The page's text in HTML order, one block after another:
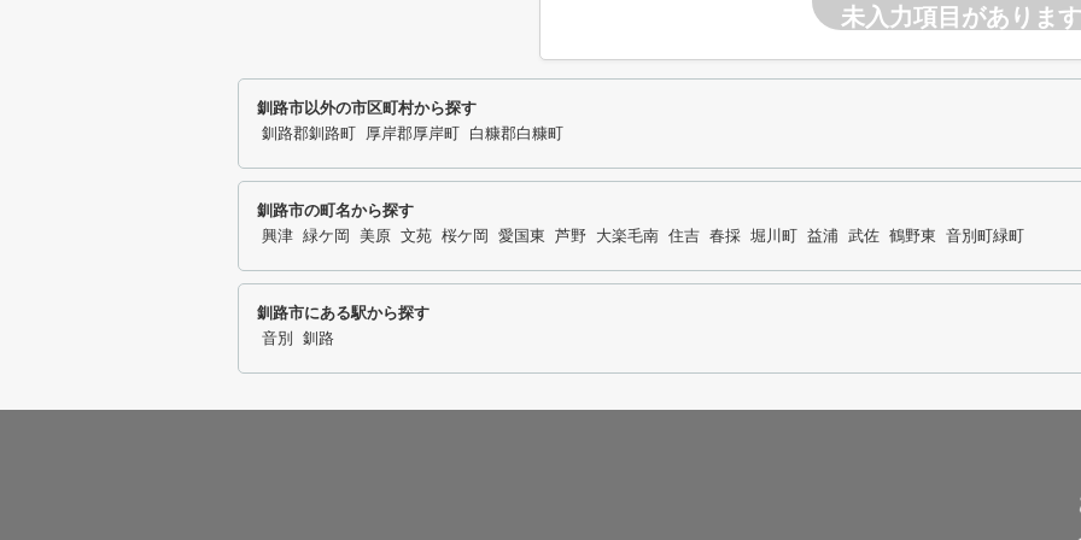
未入力項目があります
釧路市以外の市区町村から探す
釧路郡釧路町 厚岸郡厚岸町 白糠郡白糠町
釧路市の町名から探す
興津 緑ケ岡 美原 文苑 桜ケ岡 愛国東 芦野 大楽毛南 住吉 春採 堀川町 益浦 武佐 鶴野東 音別町緑町
釧路市にある駅から探す
音別 釧路